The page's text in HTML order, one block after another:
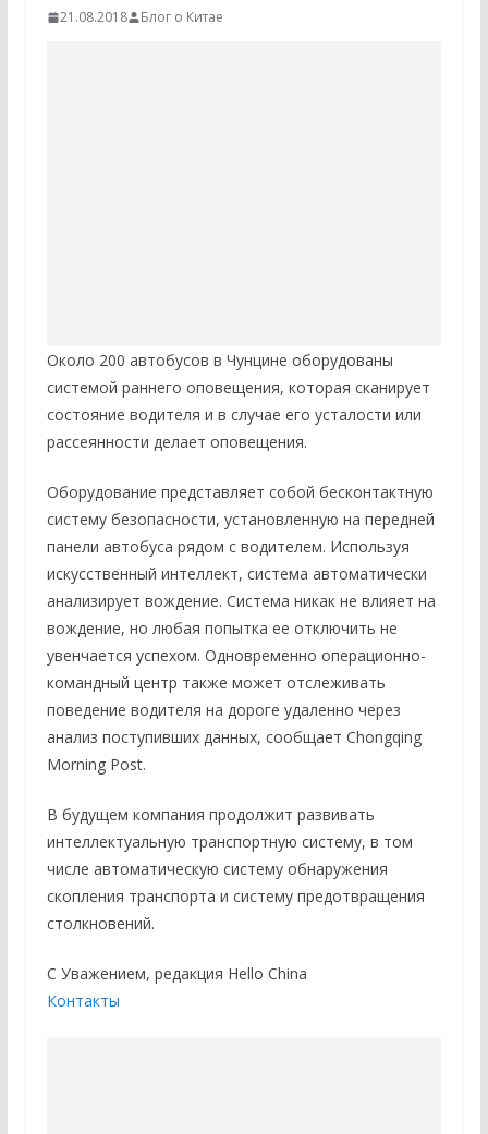
21.08.2018 Блог о Китае
Около 200 автобусов в Чунцине оборудованы
системой раннего оповещения, которая сканирует
состояние водителя и в случае его усталости или
рассеянности делает оповещения.
Оборудование представляет собой бесконтактную
систему безопасности, установленную на передней
панели автобуса рядом с водителем. Используя
искусственный интеллект, система автоматически
анализирует вождение. Система никак не влияет на
вождение, но любая попытка ее отключить не
увенчается успехом. Одновременно операционно-
командный центр также может отслеживать
поведение водителя на дороге удаленно через
анализ поступивших данных, сообщает Chongqing
Morning Post.
В будущем компания продолжит развивать
интеллектуальную транспортную систему, в том
числе автоматическую систему обнаружения
скопления транспорта и систему предотвращения
столкновений.
С Уважением, редакция Hello China
Контакты